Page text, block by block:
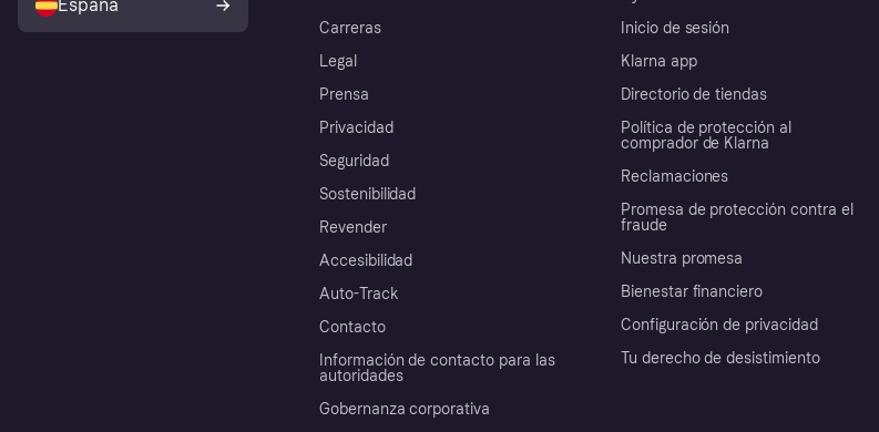
Carreras
Legal
Prensa
Privacidad
Seguridad
Sostenibilidad
Revender
Accesibilidad
Auto-Track
Contacto
Información de contacto para las
autoridades
Gobernanza corporativa
Inicio de sesión
Klarna app
Directorio de tiendas
Política de protección al
comprador de Klarna
Reclamaciones
Promesa de protección contra el
fraude
Nuestra promesa
Bienestar financiero
Configuración de privacidad
Tu derecho de desistimiento
España